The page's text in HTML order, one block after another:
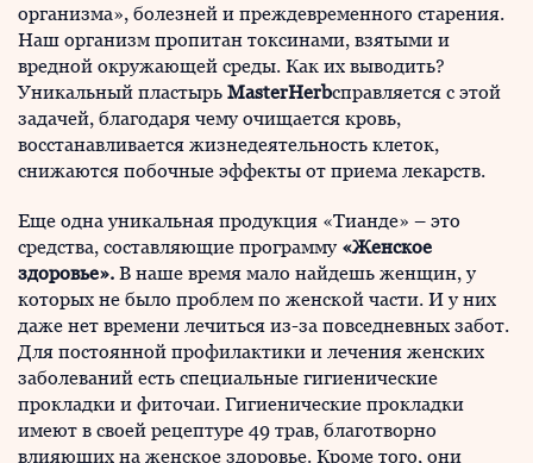
организма», болезней и преждевременного старения.
Наш организм пропитан токсинами, взятыми и
вредной окружающей среды. Как их выводить?
Уникальный пластырь MasterHerbсправляется с этой
задачей, благодаря чему очищается кровь,
восстанавливается жизнедеятельность клеток,
снижаются побочные эффекты от приема лекарств.
Еще одна уникальная продукция «Тианде» – это
средства, составляющие программу «Женское
здоровье». В наше время мало найдешь женщин, у
которых не было проблем по женской части. И у них
даже нет времени лечиться из-за повседневных забот.
Для постоянной профилактики и лечения женских
заболеваний есть специальные гигиенические
прокладки и фиточаи. Гигиенические прокладки
имеют в своей рецептуре 49 трав, благотворно
влияющих на женское здоровье. Кроме того, они